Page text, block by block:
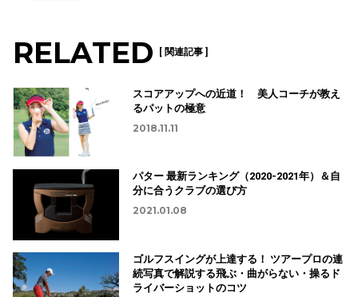
RELATED [ 関連記事 ]
スコアアップへの近道！ 美人コーチが教え
るパットの極意
2018.11.11
パター 最新ランキング（2020-2021年）＆自
分に合うクラブの選び方
2021.01.08
ゴルフスイングが上達する！ ツアープロの連
続写真で解説する飛ぶ・曲がらない・操るド
ライバーショットのコツ